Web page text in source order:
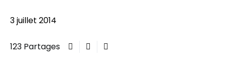
3 juillet 2014
123 Partages